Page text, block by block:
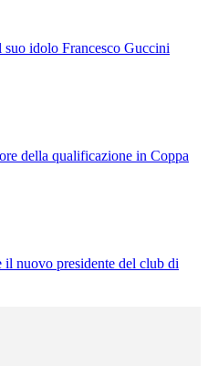
idolo Francesco Guccini
della qualificazione in Coppa
nuovo presidente del club di